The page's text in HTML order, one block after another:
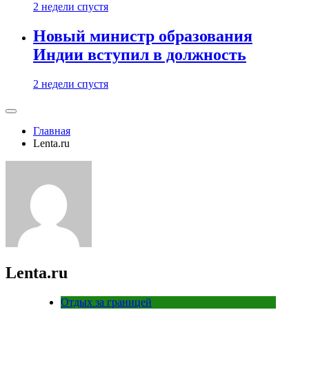
2 недели спустя
Новый министр образования
Индии вступил в должность
2 недели спустя
Главная
Lenta.ru
Lenta.ru
Отдых за границей